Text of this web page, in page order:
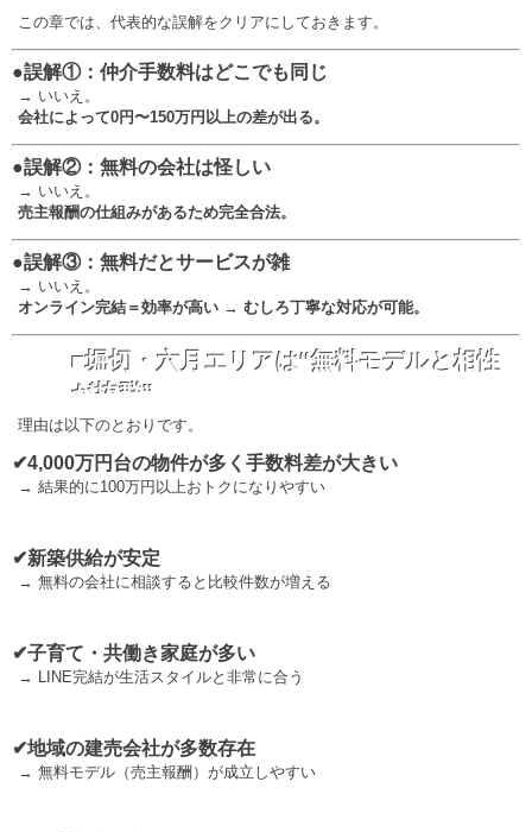
この章では、代表的な誤解をクリアにしておきます。
●誤解①：仲介手数料はどこでも同じ
→ いいえ。
会社によって0円〜150万円以上の差が出る。
●誤解②：無料の会社は怪しい
→ いいえ。
売主報酬の仕組みがあるため完全合法。
●誤解③：無料だとサービスが雑
→ いいえ。
オンライン完結＝効率が高い → むしろ丁寧な対応が可能。
■堀切・六月エリアは“無料モデルと相性
が抜群”
理由は以下のとおりです。
✔4,000万円台の物件が多く手数料差が大きい
→ 結果的に100万円以上おトクになりやすい
✔新築供給が安定
→ 無料の会社に相談すると比較件数が増える
✔子育て・共働き家庭が多い
→ LINE完結が生活スタイルと非常に合う
✔地域の建売会社が多数存在
→ 無料モデル（売主報酬）が成立しやすい